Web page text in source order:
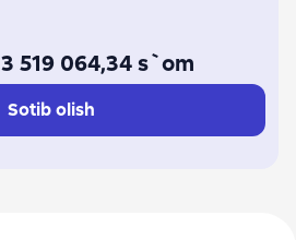
3 519 064,34 s`om
Sotib olish